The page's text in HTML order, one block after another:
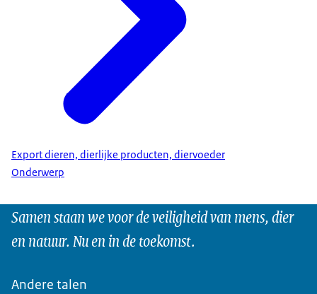
Export dieren, dierlijke producten, diervoeder
Onderwerp
Samen staan we voor de veiligheid van mens, dier
en natuur. Nu en in de toekomst.
Andere talen